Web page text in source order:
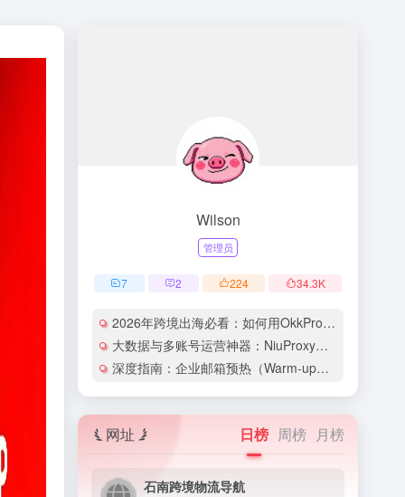
Wilson
管理员
7 2 224 34.3K
2026年跨境出海必看：如何用OkkProxy彻底解决网络延迟与IP被封难题？
大数据与多账号运营神器：NiuProxy助力跨境工作室业务高效爆单！
深度指南：企业邮箱预热（Warm-up）的详细技巧与实操策略（含配图）
网址 日榜 周榜 月榜
石南跨境物流导航